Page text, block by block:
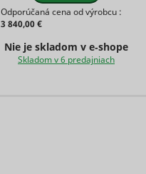
Odporúčaná cena od výrobcu :
3 840,00 €
Nie je skladom v e‑shope
Skladom v 6 predajniach